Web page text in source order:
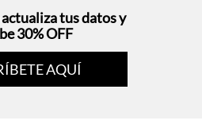
tus datos y
30% OFF
AQUÍ